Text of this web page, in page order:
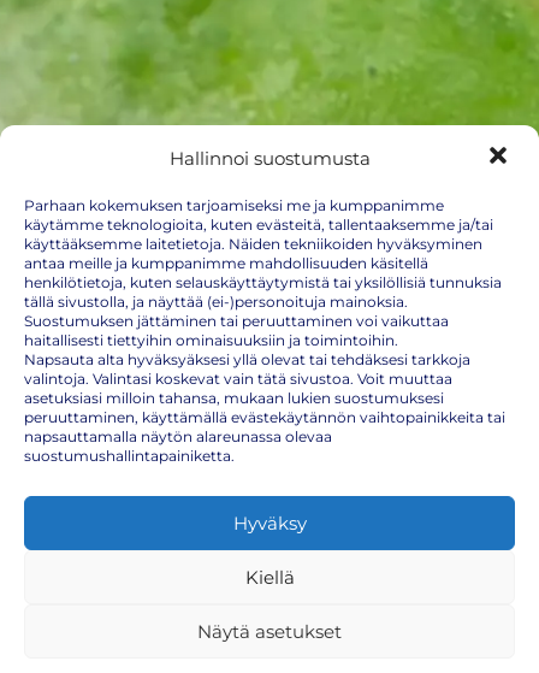
Hallinnoi suostumusta
Parhaan kokemuksen tarjoamiseksi me ja kumppanimme
käytämme teknologioita, kuten evästeitä, tallentaaksemme ja/tai
käyttääksemme laitetietoja. Näiden tekniikoiden hyväksyminen
antaa meille ja kumppanimme mahdollisuuden käsitellä
henkilötietoja, kuten selauskäyttäytymistä tai yksilöllisiä tunnuksia
tällä sivustolla, ja näyttää (ei-)personoituja mainoksia.
Suostumuksen jättäminen tai peruuttaminen voi vaikuttaa
haitallisesti tiettyihin ominaisuuksiin ja toimintoihin.
Napsauta alta hyväksyäksesi yllä olevat tai tehdäksesi tarkkoja
valintoja. Valintasi koskevat vain tätä sivustoa. Voit muuttaa
asetuksiasi milloin tahansa, mukaan lukien suostumuksesi
peruuttaminen, käyttämällä evästekäytännön vaihtopainikkeita tai
napsauttamalla näytön alareunassa olevaa
suostumushallintapainiketta.
Hyväksy
Kiellä
Näytä asetukset
Punkkirokotteen haittavaikutukset: mitä odottaa
pistoksen jälkeen
Punkkirokotteen haittavaikutukset mietityttävät monia ennen
pistosta ja sen jälkeen. Hyvä uutinen on, että suurin osa reaktioista on
lieviä ja ohimeneviä. Kun tiedät etukäteen, mitä odottaa,
rokottautuminen tuntuu paljon helpommalta. Tässä artikkelissa
käymme läpi punkkirokotteen eli TBE-rokotteen haittavaikutukset
Tavalliset reaktiot punkkirokotteen jälkeen
pistoskohdassa. Käsivarsi voi tuntua kipeältä muutaman tunnin tai
reagoi rokotteeseen juuri niin kuin pitääkin.